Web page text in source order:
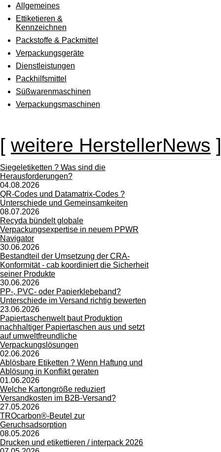
Allgemeines
Ettiketieren &
Kennzeichnen
Packstoffe & Packmittel
Verpackungsgeräte
Dienstleistungen
Packhilfsmittel
Süßwarenmaschinen
Verpackungsmaschinen
[ weitere HerstellerNews
Siegeletiketten ? Was sind die
Herausforderungen?
04.08.2026
QR-Codes und Datamatrix-Codes ?
Unterschiede und Gemeinsamkeiten
08.07.2026
Recyda bündelt globale
Verpackungsexpertise in neuem PPWR
Navigator
30.06.2026
Bestandteil der Umsetzung der CRA-
Konformität - cab koordiniert die Sicherheit
seiner Produkte
30.06.2026
PP-, PVC- oder Papierklebeband?
Unterschiede im Versand richtig bewerten
23.06.2026
Papiertaschenwelt baut Produktion
nachhaltiger Papiertaschen aus und setzt
auf umweltfreundliche
Verpackungslösungen
02.06.2026
Ablösbare Etiketten ? Wenn Haftung und
Ablösung in Konflikt geraten
01.06.2026
Welche Kartongröße reduziert
Versandkosten im B2B-Versand?
27.05.2026
TROcarbon®-Beutel zur
Geruchsadsorption
08.05.2026
Drucken und etikettieren / interpack 2026